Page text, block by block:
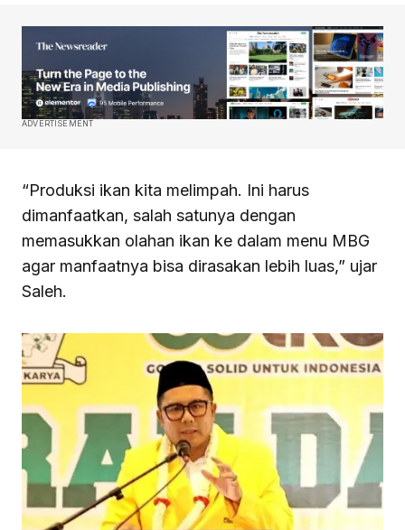
ADVERTISEMENT
“Produksi ikan kita melimpah. Ini harus
dimanfaatkan, salah satunya dengan
memasukkan olahan ikan ke dalam menu MBG
agar manfaatnya bisa dirasakan lebih luas,” ujar
Saleh.